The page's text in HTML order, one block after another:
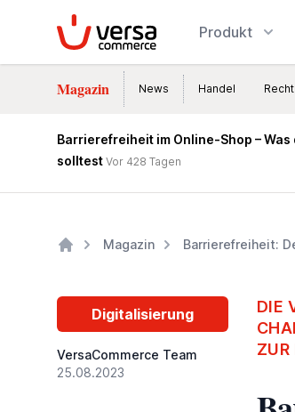
VersaCommerce Produkt
Magazin News Handel Recht
Barrierefreiheit im Online-Shop –
solltest Vor 428 Tagen
Magazin Barrierefreiheit:
Digitalisierung
VersaCommerce Team
25.08.2023
DIE
ZUR